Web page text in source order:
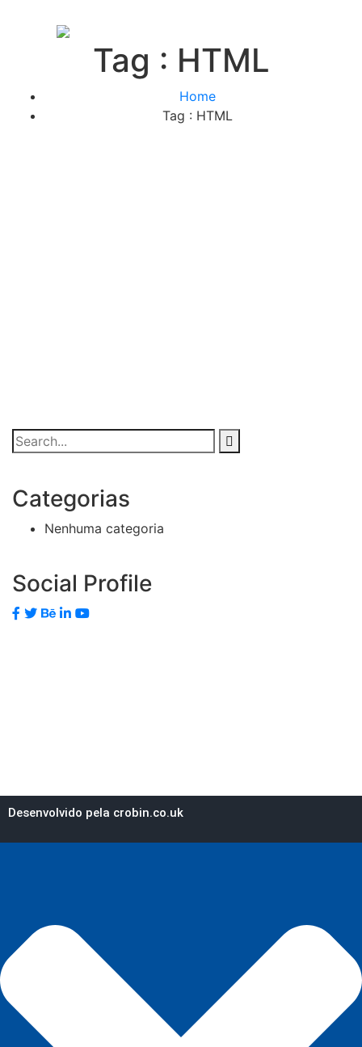
Tag : HTML
Home
Tag : HTML
Categorias
Nenhuma categoria
Social Profile
Desenvolvido pela crobin.co.uk